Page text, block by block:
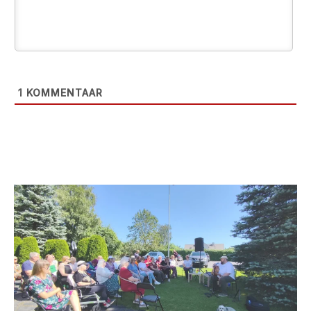
1 KOMMENTAAR